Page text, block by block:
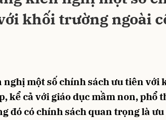
khối trường ngoài
nghị một số chính sách ưu tiên với
kể cả với giáo dục mầm non, phổ
đó có chính sách quan trọng là